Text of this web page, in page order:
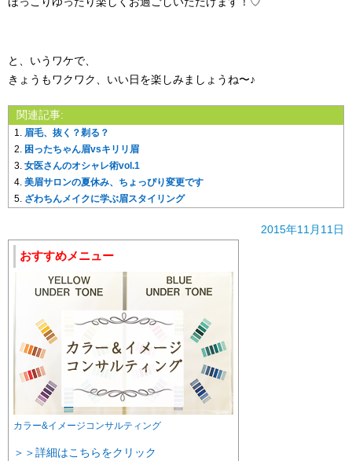
と、いうワケで、
きょうもワクワク、いい日を楽しみましょうね〜♪
関連記事:
眉毛、抜く？剃る？
困ったちゃん眉vsキリリ眉
女医さんのオシャレ術vol.1
美眉サロンの夏休み、ちょっぴり変更です
ざわちんメイクに学ぶ眉スタイリング
2015年11月11日
おすすめメニュー
カラー&イメージコンサルティング
＞＞詳細はこちらをクリック